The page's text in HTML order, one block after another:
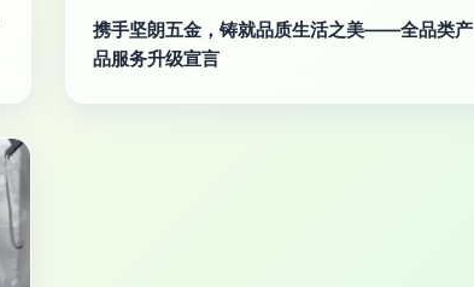
携手坚朗五金，铸就品质生活之美——全品类产
品服务升级宣言